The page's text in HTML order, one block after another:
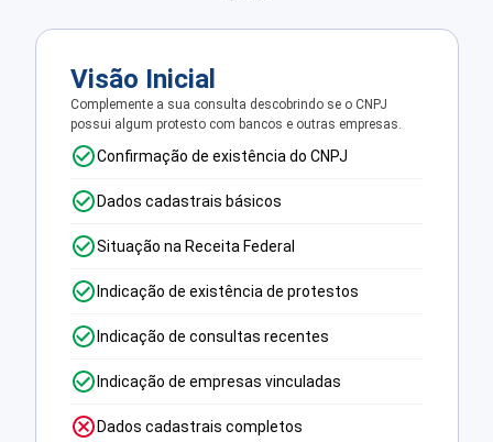
Visão Inicial
Complemente a sua consulta descobrindo se o CNPJ
possui algum protesto com bancos e outras empresas.
Confirmação de existência do CNPJ
Dados cadastrais básicos
Situação na Receita Federal
Indicação de existência de protestos
Indicação de consultas recentes
Indicação de empresas vinculadas
Dados cadastrais completos